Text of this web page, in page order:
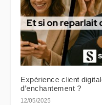
Expérience client
d’enchantement ?
12/05/2025